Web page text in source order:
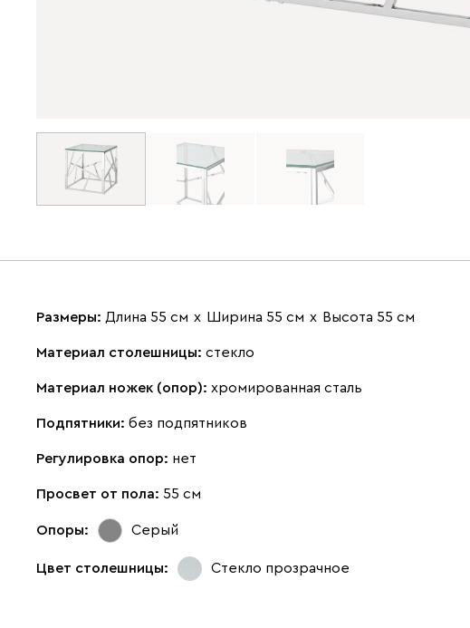
Размеры: Длина 55 см х Ширина 55 см х Высота 55 см
Материал столешницы: стекло
Материал ножек (опор): хромированная сталь
Подпятники: без подпятников
Регулировка опор: нет
Просвет от пола: 55 см
Опоры: Серый
Цвет столешницы: Стекло прозрачное